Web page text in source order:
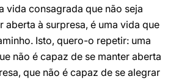
vida consagrada que não seja
aberta à surpresa, é uma vida que
Isto, quero-o repetir: uma
não é capaz de se manter aberta
que não é capaz de se alegrar